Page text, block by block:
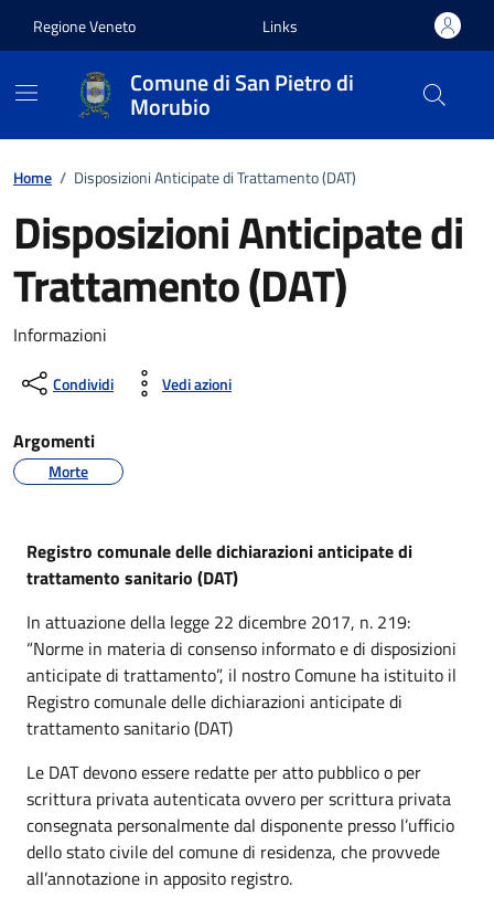
Regione Veneto Links
Comune di San Pietro di
Morubio
Home / Disposizioni Anticipate di Trattamento (DAT)
Disposizioni Anticipate di
Trattamento (DAT)
Informazioni
Condividi Vedi azioni
Argomenti
Morte
Registro comunale delle dichiarazioni anticipate di
trattamento sanitario (DAT)
In attuazione della legge 22 dicembre 2017, n. 219:
“Norme in materia di consenso informato e di disposizioni
anticipate di trattamento”, il nostro Comune ha istituito il
Registro comunale delle dichiarazioni anticipate di
trattamento sanitario (DAT)
Le DAT devono essere redatte per atto pubblico o per
scrittura privata autenticata ovvero per scrittura privata
consegnata personalmente dal disponente presso l’ufficio
dello stato civile del comune di residenza, che provvede
all’annotazione in apposito registro.